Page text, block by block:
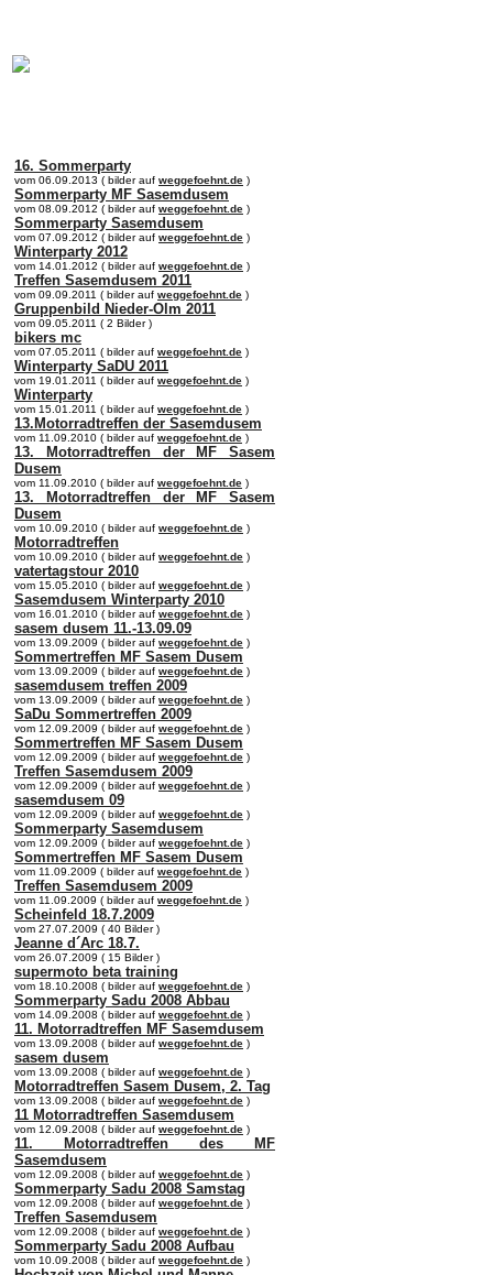
16. Sommerparty
vom 06.09.2013 ( bilder auf weggefoehnt.de )
Sommerparty MF Sasemdusem
vom 08.09.2012 ( bilder auf weggefoehnt.de )
Sommerparty Sasemdusem
vom 07.09.2012 ( bilder auf weggefoehnt.de )
Winterparty 2012
vom 14.01.2012 ( bilder auf weggefoehnt.de )
Treffen Sasemdusem 2011
vom 09.09.2011 ( bilder auf weggefoehnt.de )
Gruppenbild Nieder-Olm 2011
vom 09.05.2011 ( 2 Bilder )
bikers mc
vom 07.05.2011 ( bilder auf weggefoehnt.de )
Winterparty SaDU 2011
vom 19.01.2011 ( bilder auf weggefoehnt.de )
Winterparty
vom 15.01.2011 ( bilder auf weggefoehnt.de )
13.Motorradtreffen der Sasemdusem
vom 11.09.2010 ( bilder auf weggefoehnt.de )
13. Motorradtreffen der MF Sasem
Dusem
vom 11.09.2010 ( bilder auf weggefoehnt.de )
13. Motorradtreffen der MF Sasem
Dusem
vom 10.09.2010 ( bilder auf weggefoehnt.de )
Motorradtreffen
vom 10.09.2010 ( bilder auf weggefoehnt.de )
vatertagstour 2010
vom 15.05.2010 ( bilder auf weggefoehnt.de )
Sasemdusem Winterparty 2010
vom 16.01.2010 ( bilder auf weggefoehnt.de )
sasem dusem 11.-13.09.09
vom 13.09.2009 ( bilder auf weggefoehnt.de )
Sommertreffen MF Sasem Dusem
vom 13.09.2009 ( bilder auf weggefoehnt.de )
sasemdusem treffen 2009
vom 13.09.2009 ( bilder auf weggefoehnt.de )
SaDu Sommertreffen 2009
vom 12.09.2009 ( bilder auf weggefoehnt.de )
Sommertreffen MF Sasem Dusem
vom 12.09.2009 ( bilder auf weggefoehnt.de )
Treffen Sasemdusem 2009
vom 12.09.2009 ( bilder auf weggefoehnt.de )
sasemdusem 09
vom 12.09.2009 ( bilder auf weggefoehnt.de )
Sommerparty Sasemdusem
vom 12.09.2009 ( bilder auf weggefoehnt.de )
Sommertreffen MF Sasem Dusem
vom 11.09.2009 ( bilder auf weggefoehnt.de )
Treffen Sasemdusem 2009
vom 11.09.2009 ( bilder auf weggefoehnt.de )
Scheinfeld 18.7.2009
vom 27.07.2009 ( 40 Bilder )
Jeanne d´Arc 18.7.
vom 26.07.2009 ( 15 Bilder )
supermoto beta training
vom 18.10.2008 ( bilder auf weggefoehnt.de )
Sommerparty Sadu 2008 Abbau
vom 14.09.2008 ( bilder auf weggefoehnt.de )
11. Motorradtreffen MF Sasemdusem
vom 13.09.2008 ( bilder auf weggefoehnt.de )
sasem dusem
vom 13.09.2008 ( bilder auf weggefoehnt.de )
Motorradtreffen Sasem Dusem, 2. Tag
vom 13.09.2008 ( bilder auf weggefoehnt.de )
11 Motorradtreffen Sasemdusem
vom 12.09.2008 ( bilder auf weggefoehnt.de )
11. Motorradtreffen des MF
Sasemdusem
vom 12.09.2008 ( bilder auf weggefoehnt.de )
Sommerparty Sadu 2008 Samstag
vom 12.09.2008 ( bilder auf weggefoehnt.de )
Treffen Sasemdusem
vom 12.09.2008 ( bilder auf weggefoehnt.de )
Sommerparty Sadu 2008 Aufbau
vom 10.09.2008 ( bilder auf weggefoehnt.de )